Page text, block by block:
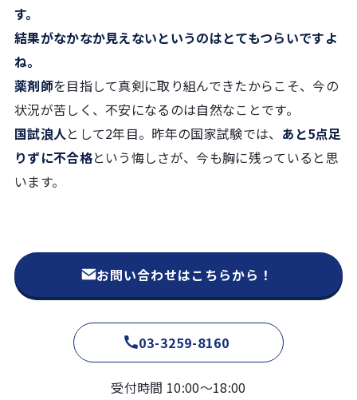
す。
結果がなかなか見えないというのはとてもつらいですよ
ね。
薬剤師を目指して真剣に取り組んできたからこそ、今の
状況が苦しく、不安になるのは自然なことです。
国試浪人として2年目。昨年の国家試験では、 あと5点足
りずに不合格という悔しさが、今も胸に残っていると思
います。
お問い合わせはこちらから！
03-3259-8160
受付時間 10:00〜18:00